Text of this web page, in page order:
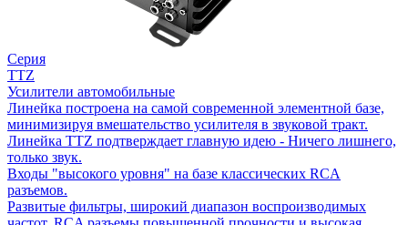
Серия
TTZ
Усилители автомобильные
Линейка построена на самой современной элементной базе,
минимизируя вмешательство усилителя в звуковой тракт.
Линейка TTZ подтверждает главную идею - Ничего лишнего,
только звук.
Входы "высокого уровня" на базе классических RCA
разъемов.
Развитые фильтры, широкий диапазон воспроизводимых